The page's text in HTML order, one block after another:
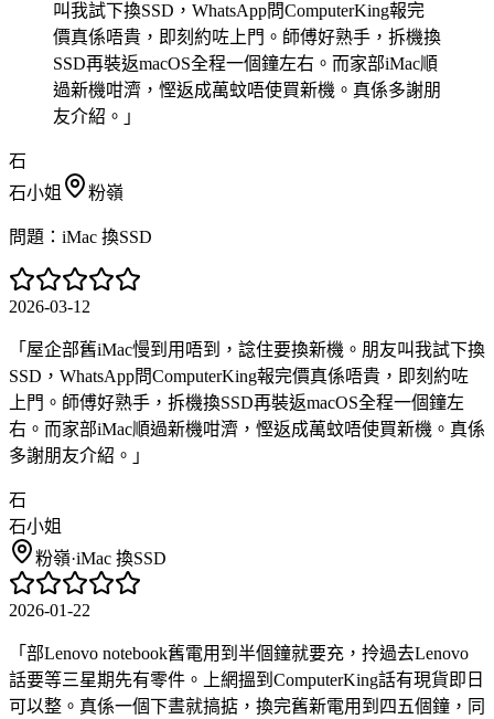
叫我試下換SSD，WhatsApp問ComputerKing報完
價真係唔貴，即刻約咗上門。師傅好熟手，拆機換
SSD再裝返macOS全程一個鐘左右。而家部iMac順
過新機咁濟，慳返成萬蚊唔使買新機。真係多謝朋
友介紹。 」
石
石小姐
粉嶺
問題： iMac 換SSD
2026-03-12
「 屋企部舊iMac慢到用唔到，諗住要換新機。朋友叫我試下換
SSD，WhatsApp問ComputerKing報完價真係唔貴，即刻約咗
上門。師傅好熟手，拆機換SSD再裝返macOS全程一個鐘左
右。而家部iMac順過新機咁濟，慳返成萬蚊唔使買新機。真係
多謝朋友介紹。 」
石
石小姐
粉嶺·iMac 換SSD
2026-01-22
「 部Lenovo notebook舊電用到半個鐘就要充，拎過去Lenovo
話要等三星期先有零件。上網搵到ComputerKing話有現貨即日
可以整。真係一個下晝就搞掂，換完舊新電用到四五個鐘，同